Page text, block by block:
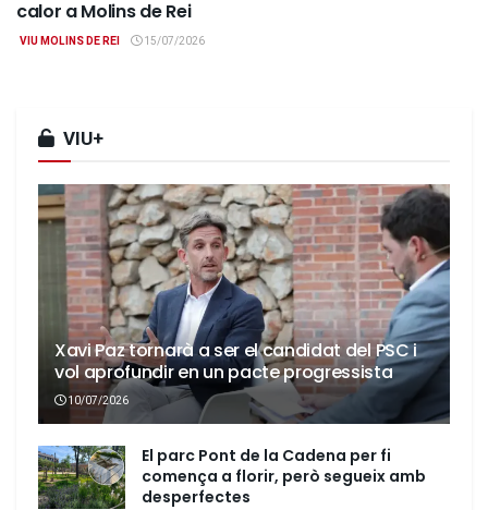
calor a Molins de Rei
VIU MOLINS DE REI 15/07/2026
VIU+
Xavi Paz tornarà a ser el candidat del PSC i
vol aprofundir en un pacte progressista
10/07/2026
El parc Pont de la Cadena per fi
comença a florir, però segueix amb
desperfectes